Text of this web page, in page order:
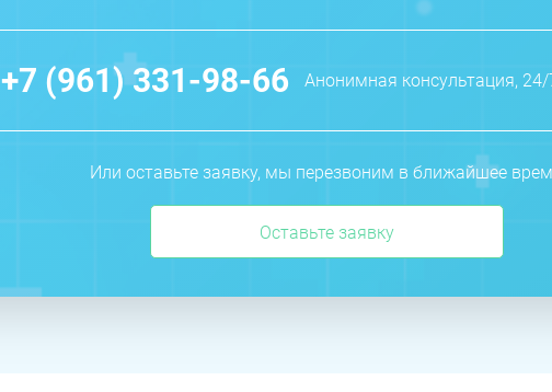
+7 (961) 331-98-66 Анонимная консультация, 24/
Или оставьте заявку, мы перезвоним в ближайшее
Оставьте заявку